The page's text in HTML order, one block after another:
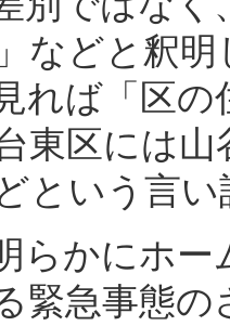
などと釈
れば「区
東区には
という言
らかにホー
緊急事態